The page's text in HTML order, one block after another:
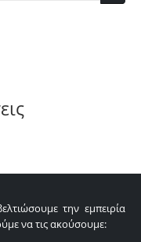
την εμπειρία
να τις ακούσουμε: